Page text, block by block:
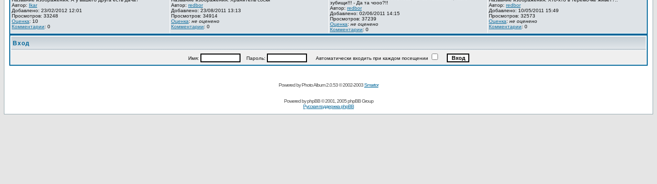
Автор: Ikar
Добавлено: 23/02/2012 12:01
Просмотров: 33248
Оценка: 10
Комментарии: 0
Автор: redbor
Добавлено: 23/08/2011 13:13
Просмотров: 34914
Оценка: не оценено
Комментарии: 0
зубищи!!! - Да та чооо?!!
Автор: redbor
Добавлено: 02/06/2011 14:15
Просмотров: 37239
Оценка: не оценено
Комментарии: 0
Автор: redbor
Добавлено: 10/05/2011 15:49
Просмотров: 32573
Оценка: не оценено
Комментарии: 0
Вход
Имя: Пароль: Автоматически входить при каждом посещении
Powered by Photo Album 2.0.53 © 2002-2003Smartor
Powered byphpBB© 2001, 2005 phpBB Group
Русская поддержка phpBB